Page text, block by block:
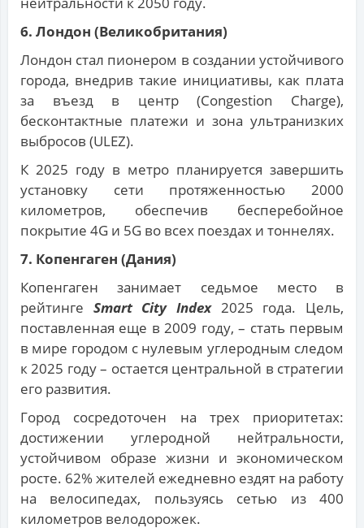
6. Лондон (Великобритания)
Лондон стал пионером в создании устойчивого
города, внедрив такие инициативы, как плата
за въезд в центр (Congestion Charge),
бесконтактные платежи и зона ультранизких
выбросов (ULEZ).
К 2025 году в метро планируется завершить
установку сети протяженностью 2000
километров, обеспечив бесперебойное
покрытие 4G и 5G во всех поездах и тоннелях.
7. Копенгаген (Дания)
Копенгаген занимает седьмое место в
рейтинге Smart City Index2025 года. Цель,
поставленная еще в 2009 году, – стать первым
в мире городом с нулевым углеродным следом
к 2025 году – остается центральной в стратегии
его развития.
Город сосредоточен на трех приоритетах:
достижении углеродной нейтральности,
устойчивом образе жизни и экономическом
росте. 62% жителей ежедневно ездят на работу
на велосипедах, пользуясь сетью из 400
километров велодорожек.